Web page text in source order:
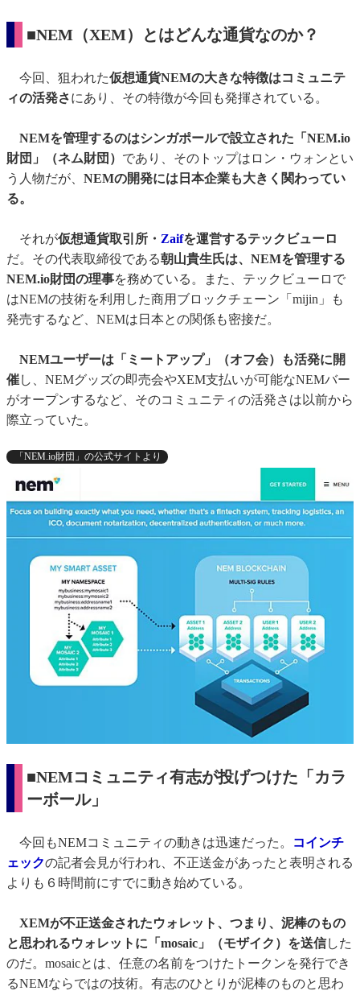
■NEM（XEM）とはどんな通貨なのか？
今回、狙われた仮想通貨NEMの大きな特徴はコミュニテ
ィの活発さにあり、その特徴が今回も発揮されている。
NEMを管理するのはシンガポールで設立された「NEM.io
財団」（ネム財団） であり、そのトップはロン・ウォンとい
う人物だが、 NEMの開発には日本企業も大きく関わってい
る。
それが仮想通貨取引所・ Zaifを運営するテックビューロ
だ。その代表取締役である朝山貴生氏は、NEMを管理する
NEM.io財団の理事を務めている。また、テックビューロで
はNEMの技術を利用した商用ブロックチェーン「mijin」も
発売するなど、NEMは日本との関係も密接だ。
NEMユーザーは「ミートアップ」（オフ会）も活発に開
催し、NEMグッズの即売会やXEM支払いが可能なNEMバー
がオープンするなど、そのコミュニティの活発さは以前から
際立っていた。
「NEM.io財団」の公式サイトより
■NEMコミュニティ有志が投げつけた「カラ
ーボール」
今回もNEMコミュニティの動きは迅速だった。
コインチ
ェックの記者会見が行われ、不正送金があったと表明される
よりも６時間前にすでに動き始めている。
XEMが不正送金されたウォレット、つまり、泥棒のもの
と思われるウォレットに「mosaic」（モザイク）を送信した
のだ。mosaicとは、任意の名前をつけたトークンを発行でき
るNEMならではの技術。有志のひとりが泥棒のものと思わ